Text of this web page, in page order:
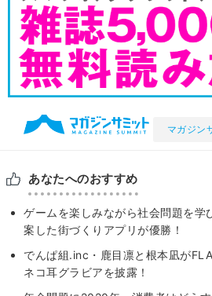
マガジン
あなたへのおすすめ
ゲームを楽しみながら社会問題を学
案した街づくりアプリが優勝！
でんぱ組.inc・鹿目凛と根本凪が
ネコ耳グラビアを披露！